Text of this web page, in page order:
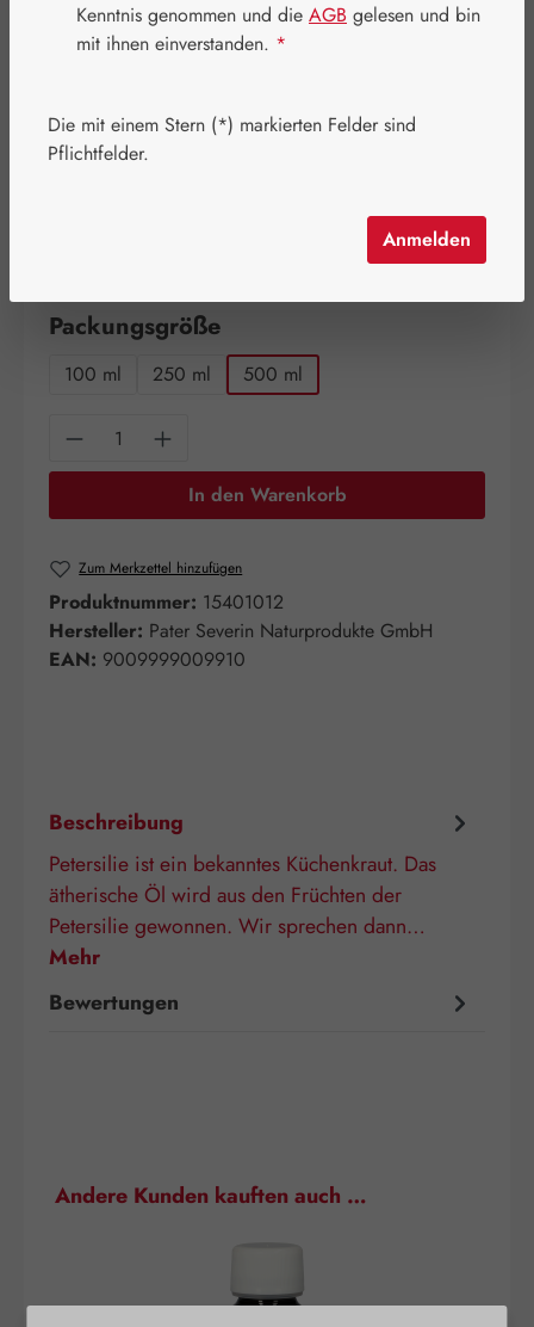
Regulärer Preis:
45,50 €
Packungsgrößeauswählen
100 ml 250 ml 500 ml
Produkt Anzahl: Gib den gewünschten
In den Warenkorb
Zum Merkzettel hinzufügen
Produktnummer: 15401012
Hersteller: Pater Severin Naturprodukte GmbH
EAN: 9009999009910
Beschreibung
Petersilie ist ein bekanntes Küchenkraut. Das
ätherische Öl wird aus den Früchten der
Petersilie gewonnen. Wir sprechen dann…
Mehr
Bewertungen
Produktgalerie überspringen
Andere Kunden kauften auch …
Kenntnis genommen und die AGB gelesen und bin
mit ihnen einverstanden. *
Die mit einem Stern (*) markierten Felder sind
Pflichtfelder.
Anmelden